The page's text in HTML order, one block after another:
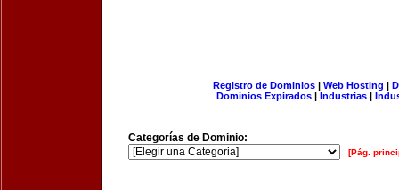
Registro de Dominios| Web Hosting |
Dominios Expirados | Industrias |
Categorías de Dominio:
[Pág.